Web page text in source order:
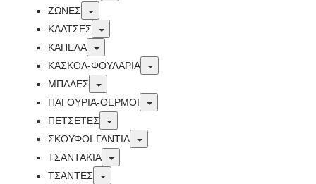
ΖΩΝΕΣ
Toggle
ΚΑΛΤΣΕΣ
Toggle
ΚΑΠΕΛΑ
Toggle
ΚΑΣΚΟΛ-ΦΟΥΛΑΡΙΑ
Toggle
ΜΠΑΛΕΣ
Toggle
ΠΑΓΟΥΡΙΑ-ΘΕΡΜΟΙ
Toggle
ΠΕΤΣΈΤΕΣ
Toggle
ΣΚΟΥΦΟΙ-ΓΑΝΤΙΑ
Toggle
ΤΣΑΝΤΑΚΙΑ
Toggle
ΤΣΑΝΤΕΣ
Toggle